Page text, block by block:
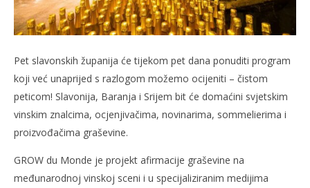
Pet slavonskih županija će tijekom pet dana ponuditi program
koji već unaprijed s razlogom možemo ocijeniti – čistom
peticom! Slavonija, Baranja i Srijem bit će domaćini svjetskim
vinskim znalcima, ocjenjivačima, novinarima, sommelierima i
proizvođačima graševine.
GROW du Monde je projekt afirmacije graševine na
međunarodnoj vinskoj sceni i u specijaliziranim medijima